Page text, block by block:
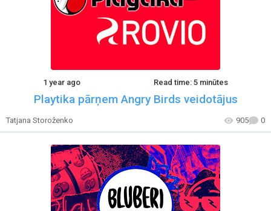
1 year ago Read time: 5 minūtes
Playtika pārņem Angry Birds veidotājus
Tatjana Storoženko 905 0